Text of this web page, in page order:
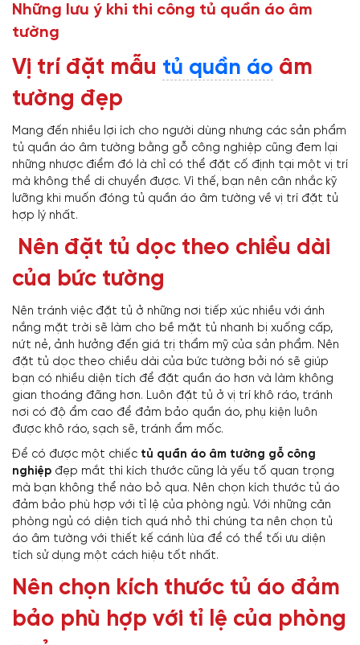
Những lưu ý khi thi công tủ quần áo âm
tường
Vị trí đặt mẫu tủ quần áo âm
tường đẹp
Mang đến nhiều lợi ích cho người dùng nhưng các sản phẩm
tủ quần áo âm tường bằng gỗ công nghiệp cũng đem lại
những nhược điểm đó là chỉ có thể đặt cố định tại một vị trí
mà không thể di chuyển được. Vì thế, bạn nên cân nhắc kỹ
lưỡng khi muốn đóng tủ quần áo âm tường về vị trí đặt tủ
hợp lý nhất.
Nên đặt tủ dọc theo chiều dài
của bức tường
Nên tránh việc đặt tủ ở những nơi tiếp xúc nhiều với ánh
nắng mặt trời sẽ làm cho bề mặt tủ nhanh bị xuống cấp,
nứt nẻ, ảnh hưởng đến giá trị thẩm mỹ của sản phẩm. Nên
đặt tủ dọc theo chiều dài của bức tường bởi nó sẽ giúp
bạn có nhiều diện tích để đặt quần áo hơn và làm không
gian thoáng đãng hơn. Luôn đặt tủ ở vị trí khô ráo, tránh
nơi có độ ẩm cao để đảm bảo quần áo, phụ kiện luôn
được khô ráo, sạch sẽ, tránh ẩm mốc.
Để có được một chiếc tủ quần áo âm tường gỗ công
nghiệp đẹp mắt thì kích thước cũng là yếu tố quan trọng
mà bạn không thể nào bỏ qua. Nên chọn kích thước tủ áo
đảm bảo phù hợp với tỉ lệ của phòng ngủ. Với những căn
phòng ngủ có diện tích quá nhỏ thì chúng ta nên chọn tủ
áo âm tường với thiết kế cánh lùa để có thể tối ưu diện
tích sử dụng một cách hiệu tốt nhất.
Nên chọn kích thước tủ áo đảm
bảo phù hợp với tỉ lệ của phòng